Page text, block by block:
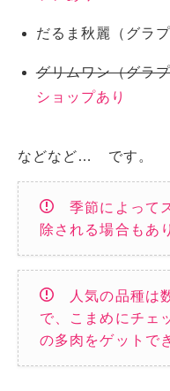
だるま秋麗（グラ
グリムワン（グラ
ショップあり
などなど… です。
季節によって
除される場合もあ
人気の品種は
で、こまめにチェ
の多肉をゲットで